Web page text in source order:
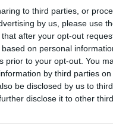
to third parties, or
by us, please use
after your opt-out
on personal
prior to your opt-out. You
by third parties on
be disclosed by us to
disclose it to other
» lors de la coupe.